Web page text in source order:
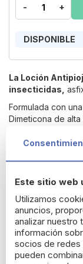
the
gallery
- +
DISPONIBLE
La Loción
insecticidas,
Formulada con
Dimeticona de
Conaroma a
Devolución
Detalles
Características
Este sitio web
Utilizamos
anuncios,
analizar nuestro
información
socios de redes
pueden